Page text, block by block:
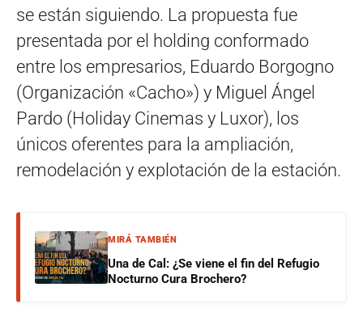
se están siguiendo. La propuesta fue
presentada por el holding conformado
entre los empresarios, Eduardo Borgogno
(Organización «Cacho») y Miguel Ángel
Pardo (Holiday Cinemas y Luxor), los
únicos oferentes para la ampliación,
remodelación y explotación de la estación.
MIRÁ TAMBIÉN
Una de Cal: ¿Se viene el fin del Refugio
Nocturno Cura Brochero?